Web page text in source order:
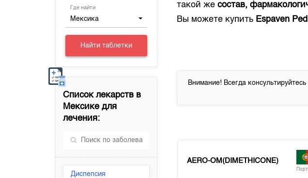
Где найти
Мексика
Найти таблетки
Список лекарств в
Мексике для
лечения:
Диспепсия
такой же состав,
Вы можете купить Espaven
Внимание! Всегда
AERO-OM(DIMETHICONE)